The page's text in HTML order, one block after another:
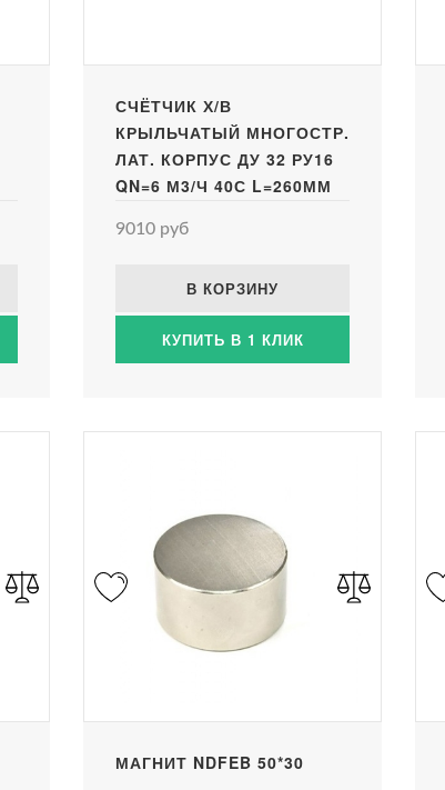
СЧЁТЧИК Х/В
КРЫЛЬЧАТЫЙ МНОГОСТР.
ЛАТ. КОРПУС ДУ 32 РУ16
QN=6 М3/Ч 40С L=260ММ
9010 руб
В КОРЗИНУ
КУПИТЬ В 1 КЛИК
МАГНИТ NDFEB 50*30